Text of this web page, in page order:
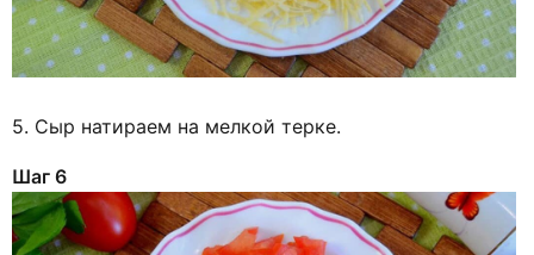
5. Сыр натираем на мелкой терке.
Шаг 6